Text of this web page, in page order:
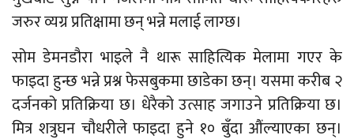
जरुर व्यग्र प्रतिक्षामा छन् भन्ने मलाई लाग्छ।
सोम डेमनडौरा भाइले नै थारू साहित्यिक मेलामा गएर के
फाइदा हुन्छ भन्ने प्रश्न फेसबुकमा छाडेका छन्। यसमा करीब २
दर्जनको प्रतिक्रिया छ। धेरैको उत्साह जगाउने प्रतिक्रिया छ।
मित्र शत्रुघन चौधरीले फाइदा हुने १० बुँदा औंल्याएका छन्।